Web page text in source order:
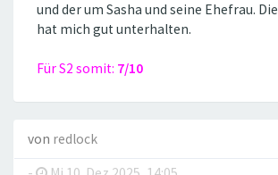
und der um Sasha und seine Ehefrau.
hat mich gut unterhalten.
Für S2 somit: 7/10
von redlock